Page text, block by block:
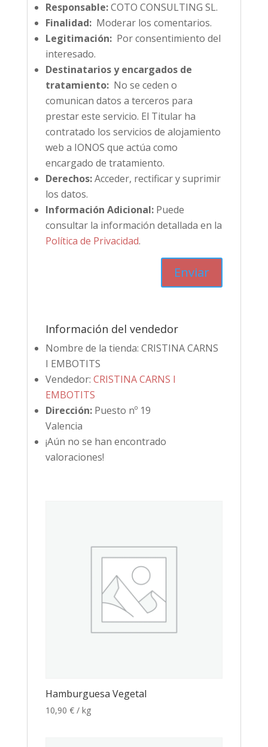
Responsable:COTO CONSULTING SL.
Finalidad:Moderar los comentarios.
Legitimación:Por consentimiento del
interesado.
Destinatarios y encargados de
tratamiento:No se ceden o
comunican datos a terceros para
prestar este servicio. El Titular ha
contratado los servicios de alojamiento
web a IONOS que actúa como
encargado de tratamiento.
Derechos:Acceder, rectificar y suprimir
los datos.
Información Adicional:Puede
consultar la información detallada en la
Política de Privacidad.
Información del vendedor
Nombre de la tienda: CRISTINA CARNS
I EMBOTITS
Vendedor: CRISTINA CARNS I
EMBOTITS
Dirección: Puesto nº 19
Valencia
¡Aún no se han encontrado
valoraciones!
Hamburguesa Vegetal
10,90 € / kg